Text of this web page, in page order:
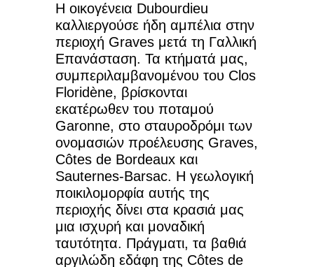
Η οικογένεια Dubourdieu
καλλιεργούσε ήδη αμπέλια στην
περιοχή Graves μετά τη Γαλλική
Επανάσταση. Τα κτήματά μας,
συμπεριλαμβανομένου του Clos
Floridène, βρίσκονται
εκατέρωθεν του ποταμού
Garonne, στο σταυροδρόμι των
ονομασιών προέλευσης Graves,
Côtes de Bordeaux και
Sauternes-Barsac. Η γεωλογική
ποικιλομορφία αυτής της
περιοχής δίνει στα κρασιά μας
μια ισχυρή και μοναδική
ταυτότητα. Πράγματι, τα βαθιά
αργιλώδη εδάφη της Côtes de